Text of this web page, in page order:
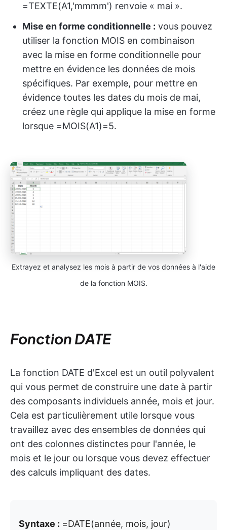
=TEXTE(A1,'mmmm') renvoie « mai ».
Mise en forme conditionnelle : vous pouvez
utiliser la fonction MOIS en combinaison
avec la mise en forme conditionnelle pour
mettre en évidence les données de mois
spécifiques. Par exemple, pour mettre en
évidence toutes les dates du mois de mai,
créez une règle qui applique la mise en forme
lorsque =MOIS(A1)=5.
Extrayez et analysez les mois à partir de vos données à l'aide
de la fonction MOIS.
Fonction DATE
La fonction DATE d'Excel est un outil polyvalent
qui vous permet de construire une date à partir
des composants individuels année, mois et jour.
Cela est particulièrement utile lorsque vous
travaillez avec des ensembles de données qui
ont des colonnes distinctes pour l'année, le
mois et le jour ou lorsque vous devez effectuer
des calculs impliquant des dates.
Syntaxe : =DATE(année, mois, jour)